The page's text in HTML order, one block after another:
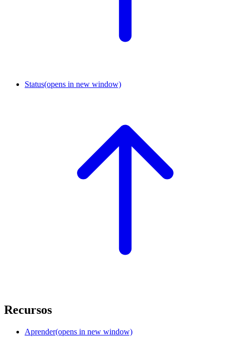
Status(opens in new window)
Recursos
Aprender(opens in new window)